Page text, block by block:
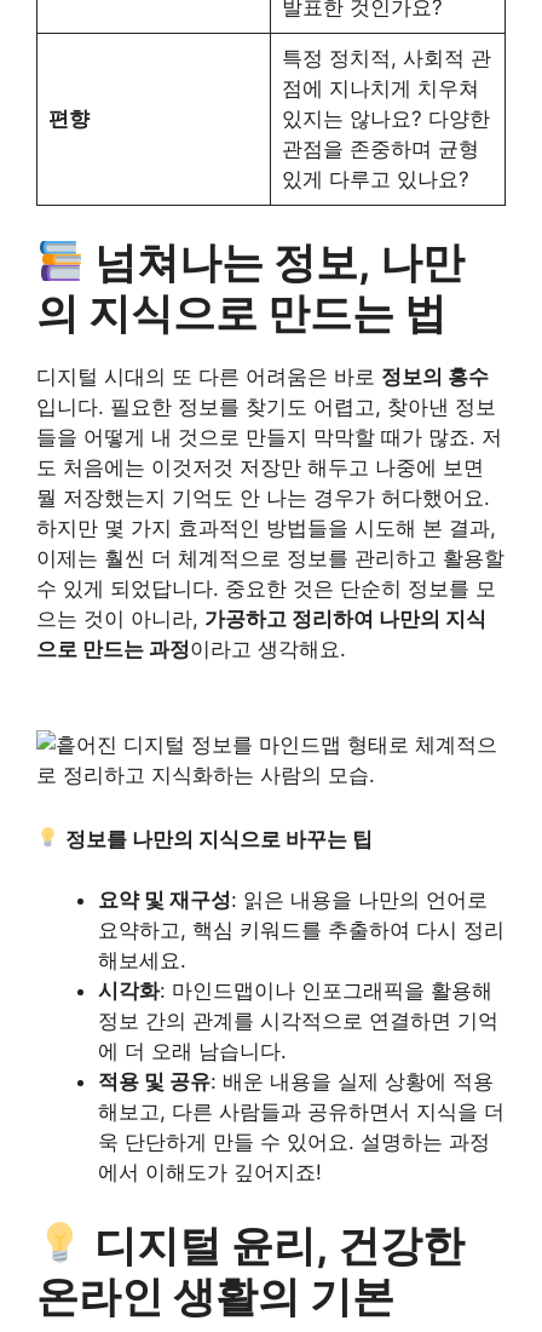
발표한 것인가요?
편향
특정 정치적, 사회적 관
점에 지나치게 치우쳐
있지는 않나요? 다양한
관점을 존중하며 균형
있게 다루고 있나요?
넘쳐나는 정보, 나만
의 지식으로 만드는 법
디지털 시대의 또 다른 어려움은 바로 정보의 홍수
입니다. 필요한 정보를 찾기도 어렵고, 찾아낸 정보
들을 어떻게 내 것으로 만들지 막막할 때가 많죠. 저
도 처음에는 이것저것 저장만 해두고 나중에 보면
뭘 저장했는지 기억도 안 나는 경우가 허다했어요.
하지만 몇 가지 효과적인 방법들을 시도해 본 결과,
이제는 훨씬 더 체계적으로 정보를 관리하고 활용할
수 있게 되었답니다. 중요한 것은 단순히 정보를 모
으는 것이 아니라, 가공하고 정리하여 나만의 지식
으로 만드는 과정이라고 생각해요.
정보를 나만의 지식으로 바꾸는 팁
요약 및 재구성: 읽은 내용을 나만의 언어로
요약하고, 핵심 키워드를 추출하여 다시 정리
해보세요.
시각화: 마인드맵이나 인포그래픽을 활용해
정보 간의 관계를 시각적으로 연결하면 기억
에 더 오래 남습니다.
적용 및 공유: 배운 내용을 실제 상황에 적용
해보고, 다른 사람들과 공유하면서 지식을 더
욱 단단하게 만들 수 있어요. 설명하는 과정
에서 이해도가 깊어지죠!
디지털 윤리, 건강한
온라인 생활의 기본